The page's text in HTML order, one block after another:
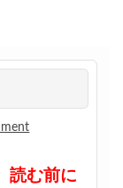
読む前に